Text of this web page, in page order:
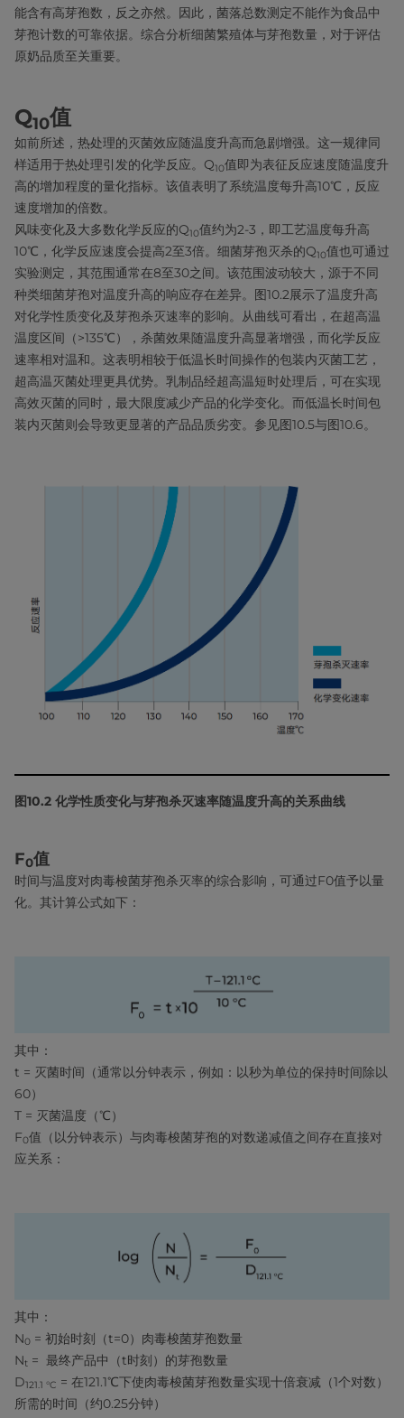
能含有高芽孢数，反之亦然。因此，菌落总数测定不能作为食品中
芽孢计数的可靠依据。综合分析细菌繁殖体与芽孢数量，对于评估
原奶品质至关重要。
Q10值
如前所述，热处理的灭菌效应随温度升高而急剧增强。这一规律同
样适用于热处理引发的化学反应。Q10值即为表征反应速度随温度升
高的增加程度的量化指标。该值表明了系统温度每升高10℃，反应
速度增加的倍数。
风味变化及大多数化学反应的Q10值约为2-3，即工艺温度每升高
10℃，化学反应速度会提高2至3倍。细菌芽孢灭杀的Q10值也可通过
实验测定，其范围通常在8至30之间。该范围波动较大，源于不同
种类细菌芽孢对温度升高的响应存在差异。图10.2展示了温度升高
对化学性质变化及芽孢杀灭速率的影响。从曲线可看出，在超高温
温度区间（>135℃），杀菌效果随温度升高显著增强，而化学反应
速率相对温和。这表明相较于低温长时间操作的包装内灭菌工艺，
超高温灭菌处理更具优势。乳制品经超高温短时处理后，可在实现
高效灭菌的同时，最大限度减少产品的化学变化。而低温长时间包
装内灭菌则会导致更显著的产品品质劣变。参见图10.5与图10.6。
图10.2 化学性质变化与芽孢杀灭速率随温度升高的关系曲线
F0值
时间与温度对肉毒梭菌芽孢杀灭率的综合影响，可通过F0值予以量
化。其计算公式如下：
其中：
t = 灭菌时间（通常以分钟表示，例如：以秒为单位的保持时间除以
60）
T = 灭菌温度（℃）
F0值（以分钟表示）与肉毒梭菌芽孢的对数递减值之间存在直接对
应关系：
其中：
N0 = 初始时刻（t=0）肉毒梭菌芽孢数量
Nt = 最终产品中（t时刻）的芽孢数量
D121.1 °C = 在121.1℃下使肉毒梭菌芽孢数量实现十倍衰减（1个对数）
所需的时间（约0.25分钟）